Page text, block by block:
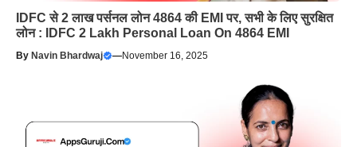
IDFC से 2 लाख पर्सनल लोन 4864 की EMI पर, सभी के लिए सुरक्षित
लोन : IDFC 2 Lakh Personal Loan On 4864 EMI
By Navin Bhardwaj —November 16, 2025